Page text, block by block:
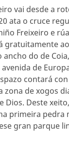
vai desde a
ata o cruce
Freixeiro e
gratuitamente
do de
de
contará
zona de xogos
Dios. Deste
primeira pedra
gran parque